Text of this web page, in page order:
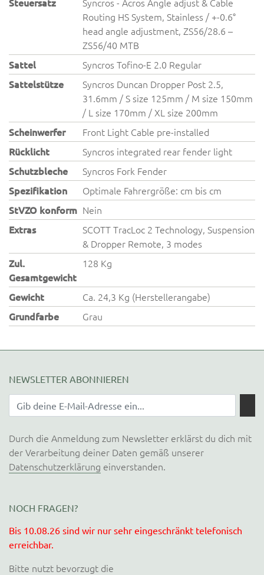
Routing HS System, Stainless / +-0.6°
head angle adjustment, ZS56/28.6 –
ZS56/40 MTB
Sattel
Syncros Tofino-E 2.0 Regular
Sattelstütze
Syncros Duncan Dropper Post 2.5,
31.6mm / S size 125mm / M size 150mm
/ L size 170mm / XL size 200mm
Scheinwerfer
Front Light Cable pre-installed
Rücklicht
Syncros integrated rear fender light
Schutzbleche
Syncros Fork Fender
Spezifikation
Optimale Fahrergröße: cm bis cm
StVZO konform Nein
Extras
SCOTT TracLoc 2 Technology, Suspension
& Dropper Remote, 3 modes
Zul.
Gesamtgewicht
128 Kg
Gewicht
Ca. 24,3 Kg (Herstellerangabe)
Grundfarbe
Grau
NEWSLETTER ABONNIEREN
Durch die Anmeldung zum Newsletter erklärst du dich mit
der Verarbeitung deiner Daten gemäß unserer
Datenschutzerklärung einverstanden.
NOCH FRAGEN?
Bis 10.08.26 sind wir nur sehr eingeschränkt telefonisch
erreichbar.
Bitte nutzt bevorzugt die